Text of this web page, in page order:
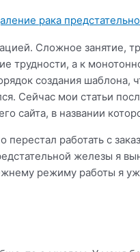
Сложное занятие,
трудности, а к
создания шаблона,
Сейчас мои статьи
сайта, в названии
перестал работать с
железы я
режиму работы я